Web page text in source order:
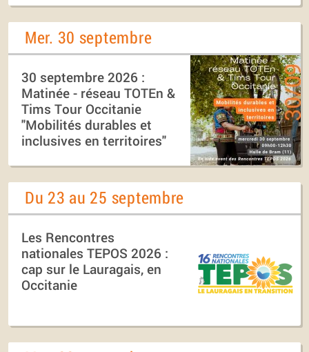
Mer. 30 septembre
30 septembre 2026 :
Matinée - réseau TOTEn &
Tims Tour Occitanie
"Mobilités durables et
inclusives en territoires"
Du 23 au 25 septembre
Les Rencontres
nationales TEPOS 2026 :
cap sur le Lauragais, en
Occitanie